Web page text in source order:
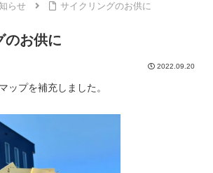
らせ サイクリングのお供に
のお供に
2022.09.20
ップを補充しました。